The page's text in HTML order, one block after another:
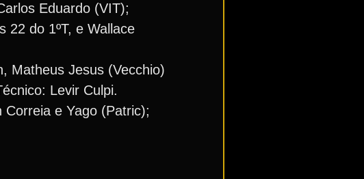
Eduardo (VIT);
22 do 1ºT, e Wallace
Matheus Jesus (Vecchio)
Levir Culpi.
e Yago (Patric);